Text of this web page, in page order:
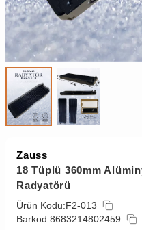
Zauss
18 Tüplü 360mm
Radyatörü
Ürün Kodu:F2-013
Barkod:8683214802459